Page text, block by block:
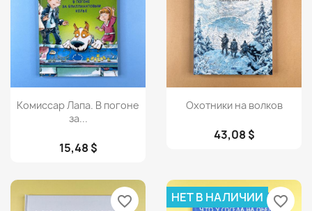
Просмотр
Комиссар Лапа. В погоне
за...
15,48 $
Просмотр
Охотники на волков
43,08 $
favorite_border НЕТ В НАЛИЧИИ favorite_border